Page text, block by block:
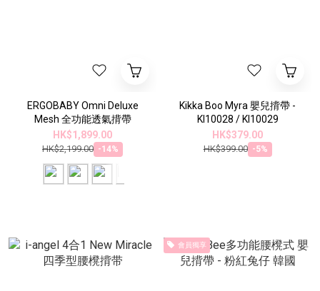
ERGOBABY Omni Deluxe
Mesh 全功能透氣揹帶
HK$1,899.00
HK$2,199.00 -14%
Kikka Boo Myra 嬰兒揹帶 -
KI10028 / KI10029
HK$379.00
HK$399.00 -5%
會員獨享